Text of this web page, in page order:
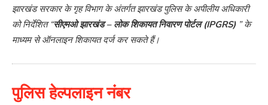
झारखंड सरकार के गृह विभाग के अंतर्गत झारखंड पुलिस के अपीलीय अधिकारी
को निर्देशित “सीएमओ झारखंड – लोक शिकायत निवारण पोर्टल (IPGRS)” के
माध्यम से ऑनलाइन शिकायत दर्ज कर सकते हैं।
पुलिस हेल्पलाइन नंबर